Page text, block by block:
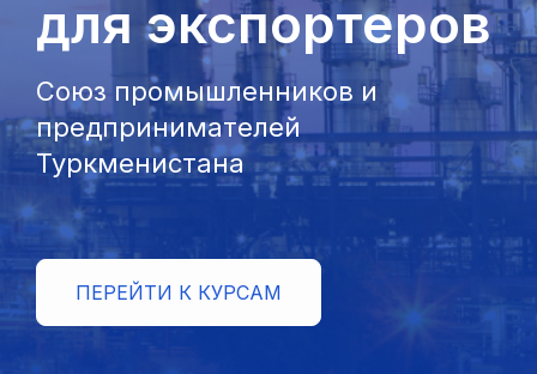
для экспортеров
Союз промышленников и
предпринимателей
Туркменистана
ПЕРЕЙТИ К КУРСАМ